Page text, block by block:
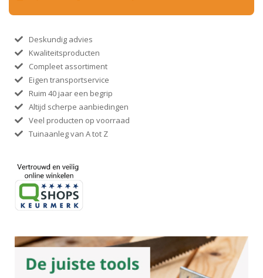
Deskundig advies
Kwaliteitsproducten
Compleet assortiment
Eigen transportservice
Ruim 40 jaar een begrip
Altijd scherpe aanbiedingen
Veel producten op voorraad
Tuinaanleg van A tot Z